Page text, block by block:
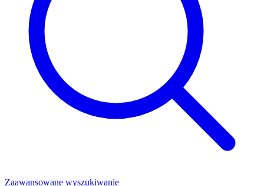
Zaawansowane wyszukiwanie